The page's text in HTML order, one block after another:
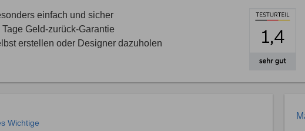
einfach und sicher
Tage Geld-zurück-Garantie
erstellen oder Designer dazuholen
Wichtige